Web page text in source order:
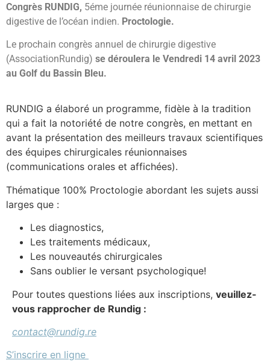
Congrès RUNDIG, 5éme journée réunionnaise de chirurgie
digestive de l’océan indien. Proctologie.
Le prochain congrès annuel de chirurgie digestive
(AssociationRundig) se déroulera le Vendredi 14 avril 2023
au Golf du Bassin Bleu.
RUNDIG a élaboré un programme, fidèle à la tradition
qui a fait la notoriété de notre congrès, en mettant en
avant la présentation des meilleurs travaux scientifiques
des équipes chirurgicales réunionnaises
(communications orales et affichées).
Thématique 100% Proctologie abordant les sujets aussi
larges que :
Les diagnostics,
Les traitements médicaux,
Les nouveautés chirurgicales
Sans oublier le versant psychologique!
Pour toutes questions liées aux inscriptions, veuillez-
vous rapprocher de Rundig :
contact@rundig.re
S’inscrire en ligne